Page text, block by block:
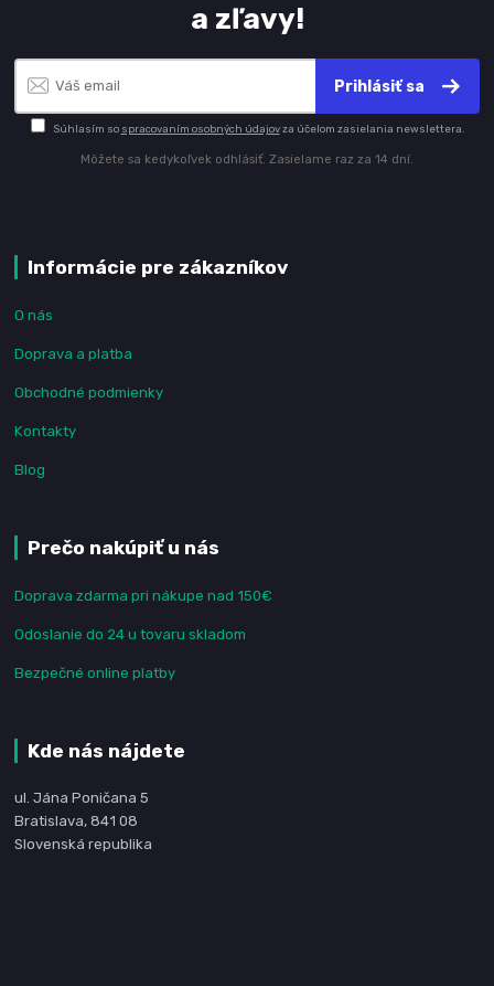
a zľavy!
Prihlásiť sa
Súhlasím so spracovaním osobných údajovza účelom zasielania newslettera.
Môžete sa kedykoľvek odhlásiť. Zasielame raz za 14 dní.
Informácie pre zákazníkov
O nás
Doprava a platba
Obchodné podmienky
Kontakty
Blog
Prečo nakúpiť u nás
Doprava zdarma pri nákupe nad 150€
Odoslanie do 24 u tovaru skladom
Bezpečné online platby
Kde nás nájdete
ul. Jána Poničana 5
Bratislava, 841 08
Slovenská republika